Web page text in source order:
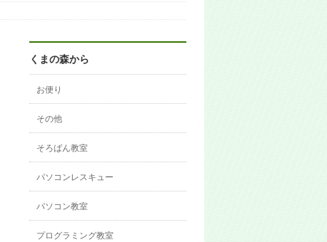
くまの森から
お便り
その他
そろばん教室
パソコンレスキュー
パソコン教室
プログラミング教室